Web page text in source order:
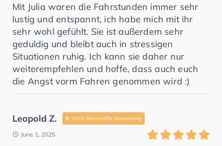
Mit Julia waren die Fahrstunden immer sehr
lustig und entspannt, ich habe mich mit ihr
sehr wohl gefühlt. Sie ist außerdem sehr
geduldig und bleibt auch in stressigen
Situationen ruhig. Ich kann sie daher nur
weiterempfehlen und hoffe, dass auch euch
die Angst vorm Fahren genommen wird :)
Leopold Z. Nicht überprüfte Bewertung
June 1, 2025